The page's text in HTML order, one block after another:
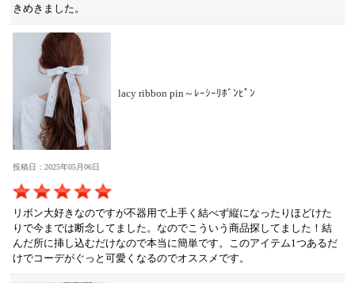
きめきました。
lacy ribbon pin～ﾚｰｼｰﾘﾎﾞﾝﾋﾟﾝ
投稿日：2025年05月06日
リボン大好きなのですが不器用で上手く結べず縦になったりほどけた
りで今までは断念してました。なのでこういう商品探してました！結
んだ所に挿し込むだけなので本当に簡単です。このアイテム1つあるだ
けでコーデがぐっと可愛くなるのでオススメです。